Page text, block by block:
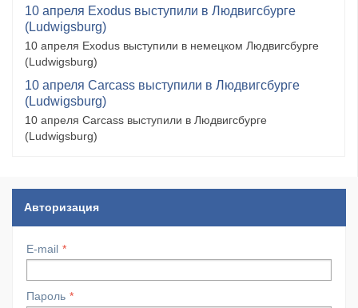
10 апреля Exodus выступили в Людвигсбурге
(Ludwigsburg)
10 апреля Exodus выступили в немецком Людвигсбурге
(Ludwigsburg)
10 апреля Carcass выступили в Людвигсбурге
(Ludwigsburg)
10 апреля Carcass выступили в Людвигсбурге
(Ludwigsburg)
Авторизация
E-mail
Пароль